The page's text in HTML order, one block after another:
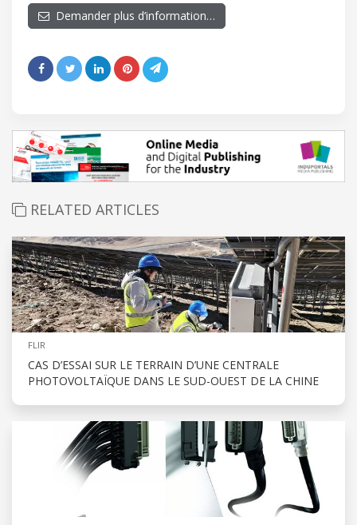
Demander plus d’information…
RELATED ARTICLES
FLIR
CAS D’ESSAI SUR LE TERRAIN D’UNE CENTRALE
PHOTOVOLTAÏQUE DANS LE SUD-OUEST DE LA CHINE